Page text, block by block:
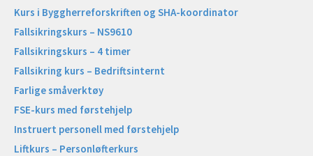
Kurs i Byggherreforskriften og SHA-koordinator
Fallsikringskurs – NS9610
Fallsikringskurs – 4 timer
Fallsikring kurs – Bedriftsinternt
Farlige småverktøy
FSE-kurs med førstehjelp
Instruert personell med førstehjelp
Liftkurs – Personløfterkurs